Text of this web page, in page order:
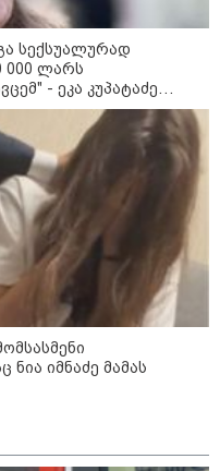
დაზღვევა და
სექსუალურად
000 ლარს
- ეკა კუპატაძე
იმნაძე მამას